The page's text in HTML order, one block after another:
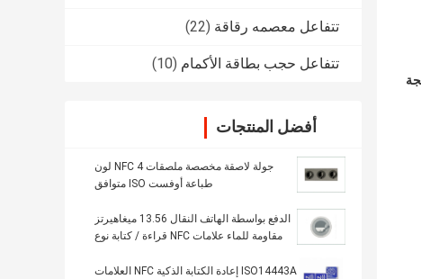
تتفاعل معصمه رقاقة (22)
تتفاعل حجب بطاقة الأكمام (10)
أفضل المنتجات
جولة لاصقة مخصصة ملصقات NFC 4 لون
طباعة أوفست ISO متوافق
الدفع بواسطة الهاتف النقال 13.56 ميغاهيرتز
مقاومة للماء علامات NFC قراءة / كتابة نوع
ISO14443A إعادة الكتابة الذكية NFC العلامات